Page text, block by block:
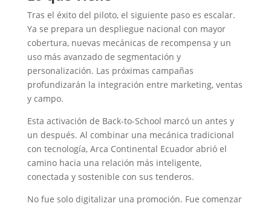
Tras el éxito del piloto, el siguiente paso es escalar.
Ya se prepara un despliegue nacional con mayor
cobertura, nuevas mecánicas de recompensa y un
uso más avanzado de segmentación y
personalización. Las próximas campañas
profundizarán la integración entre marketing, ventas
y campo.
Esta activación de Back-to-School marcó un antes y
un después. Al combinar una mecánica tradicional
con tecnología, Arca Continental Ecuador abrió el
camino hacia una relación más inteligente,
conectada y sostenible con sus tenderos.
No fue solo digitalizar una promoción. Fue comenzar